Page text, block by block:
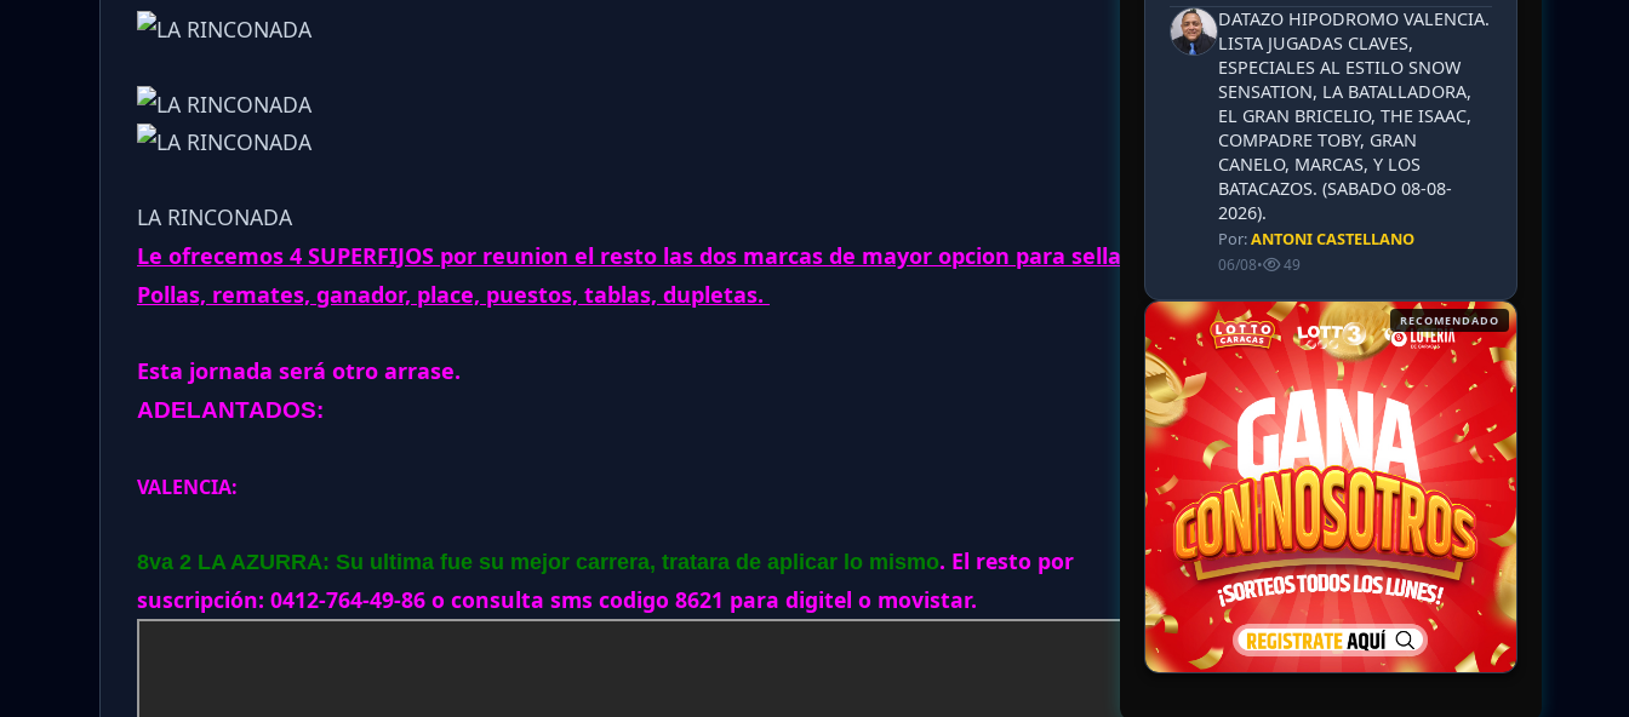
LA RINCONADA
Le ofrecemos 4 SUPERFIJOS por reunion el resto las dos marcas de mayor opcion para sellar:
Pollas, remates, ganador, place, puestos, tablas, dupletas.
Esta jornada será otro arrase.
ADELANTADOS:
VALENCIA:
8va 2 LA AZURRA: Su ultima fue su mejor carrera, tratara de aplicar lo mismo. El resto por
suscripción: 0412-764-49-86 o consulta sms codigo 8621 para digitel o movistar.
DATAZO HIPODROMO VALENCIA.
LISTA JUGADAS CLAVES,
ESPECIALES AL ESTILO SNOW
SENSATION, LA BATALLADORA,
EL GRAN BRICELIO, THE ISAAC,
COMPADRE TOBY, GRAN
CANELO, MARCAS, Y LOS
BATACAZOS. (SABADO 08-08-
2026).
Por:ANTONI CASTELLANO
06/08• 49
RECOMENDADO